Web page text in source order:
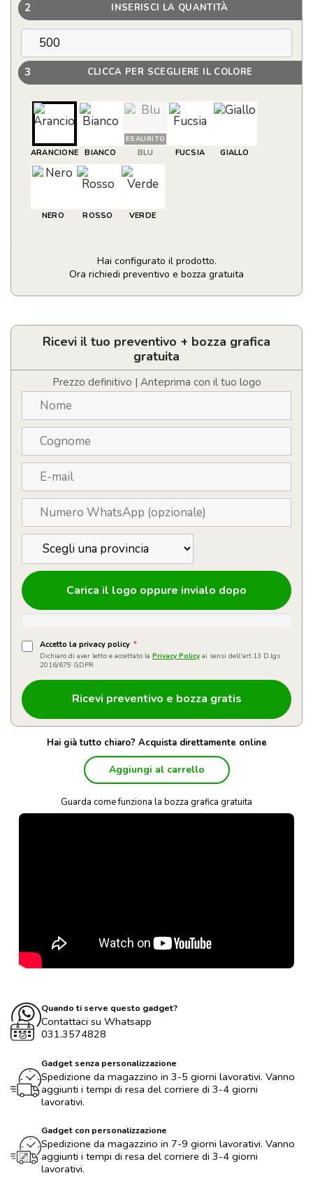
2 INSERISCI LA QUANTITÀ
3 CLICCA PER SCEGLIERE IL COLORE
ARANCIONE BIANCO
ESAURITO
BLU FUCSIA GIALLO
NERO ROSSO VERDE
Hai configurato il prodotto.
Ora richiedi preventivo e bozza gratuita
Portachiavi
gettone
personalizzabili
quantità
Ricevi il tuo preventivo + bozza grafica
gratuita
Prezzo definitivo | Anteprima con il tuo logo
Carica il logo oppure invialo dopo
Accetto la privacy policy *
Dichiaro di aver letto e accettato la Privacy Policy ai sensi dell'art.13 D.lgs
2016/679 GDPR
Hai già tutto chiaro? Acquista direttamente online
Aggiungi al carrello
Guarda come funziona la bozza grafica gratuita
Quando ti serve questo gadget?
Contattaci su Whatsapp
031.3574828
Gadget senza personalizzazione
Spedizione da magazzino in 3-5 giorni lavorativi. Vanno
aggiunti i tempi di resa del corriere di 3-4 giorni
lavorativi.
Gadget con personalizzazione
Spedizione da magazzino in 7-9 giorni lavorativi. Vanno
aggiunti i tempi di resa del corriere di 3-4 giorni
lavorativi.